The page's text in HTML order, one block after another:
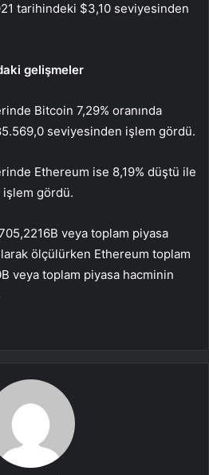
tarihindeki $3,10 seviyesinden
gelişmeler
Bitcoin 7,29% oranında
seviyesinden işlem gördü.
Ethereum ise 8,19% düştü ile
gördü.
veya toplam piyasa
ölçülürken Ethereum toplam
veya toplam piyasa hacminin